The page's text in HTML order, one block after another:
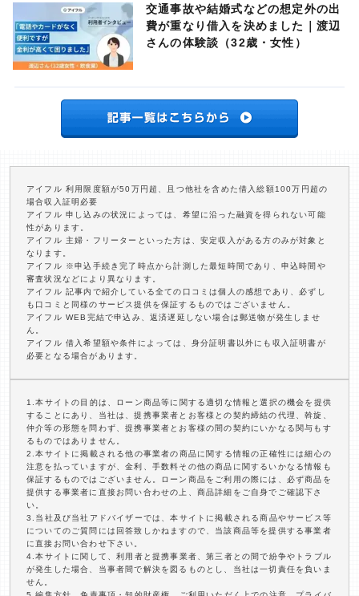
交通事故や結婚式などの想定外の出
費が重なり借入を決めました｜渡辺
さんの体験談（32歳・女性）
アイフル 利用限度額が50万円超、且つ他社を含めた借入総額100万円超の
場合収入証明必要
アイフル 申し込みの状況によっては、希望に沿った融資を得られない可能
性があります。
アイフル 主婦・フリーターといった方は、安定収入がある方のみが対象と
なります。
アイフル ※申込手続き完了時点から計測した最短時間であり、申込時間や
審査状況などにより異なります。
アイフル 記事内で紹介している全ての口コミは個人の感想であり、必ずし
も口コミと同様のサービス提供を保証するものではございません。
アイフル WEB完結で申込み、返済遅延しない場合は郵送物が発生しませ
ん。
アイフル 借入希望額や条件によっては、身分証明書以外にも収入証明書が
必要となる場合があります。
1.本サイトの目的は、ローン商品等に関する適切な情報と選択の機会を提供
することにあり、当社は、提携事業者とお客様との契約締結の代理、斡旋、
仲介等の形態を問わず、提携事業者とお客様の間の契約にいかなる関与もす
るものではありません。
2.本サイトに掲載される他の事業者の商品に関する情報の正確性には細心の
注意を払っていますが、金利、手数料その他の商品に関するいかなる情報も
保証するものではございません。ローン商品をご利用の際には、必ず商品を
提供する事業者に直接お問い合わせの上、商品詳細をご自身でご確認下さ
い。
3.当社及び当社アドバイザーでは、本サイトに掲載される商品やサービス等
についてのご質問には回答致しかねますので、当該商品等を提供する事業者
に直接お問い合わせ下さい。
4.本サイトに関して、利用者と提携事業者、第三者との間で紛争やトラブル
が発生した場合、当事者間で解決を図るものとし、当社は一切責任を負いま
せん。